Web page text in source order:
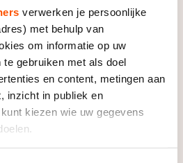
verwerken je persoonlijke
met behulp van
om informatie op uw
gebruiken met als doel
en content, metingen aan
inzicht in publiek en
kiezen wie uw gegevens
in het sprintduel met De
aan de zijkant werd voor
en ze zag de hekken steeds
hekken zagen er mooi uit, maar
zei De Vries lachend.
ten hemel geheven